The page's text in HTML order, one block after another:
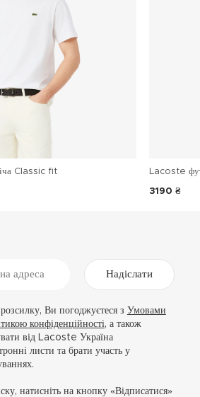
Classic fit Lacoste
3190 ₴
Надіслати
Ви погоджуєтеся з Умовами
конфіденційності, а також
від Lacoste Україна
листи та брати участь у
натисніть на кнопку «Відписатися»